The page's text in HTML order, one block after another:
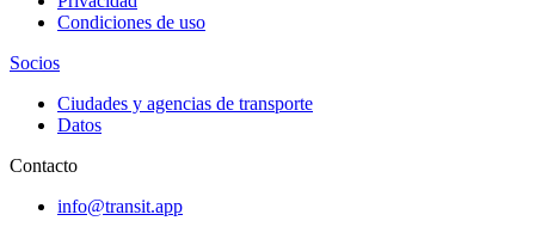
Condiciones de uso
Socios
Ciudades y agencias de transporte
Datos
Contacto
info@transit.app